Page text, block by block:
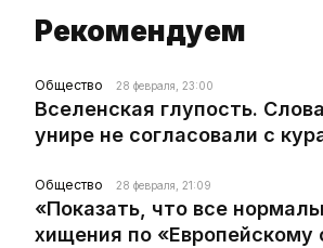
Рекомендуем
Общество 28 февраля, 23:00
Вселенская глупость.
унире не согласовали с
Общество 28 февраля, 21:09
«Показать, что все
хищения по «Европейскому